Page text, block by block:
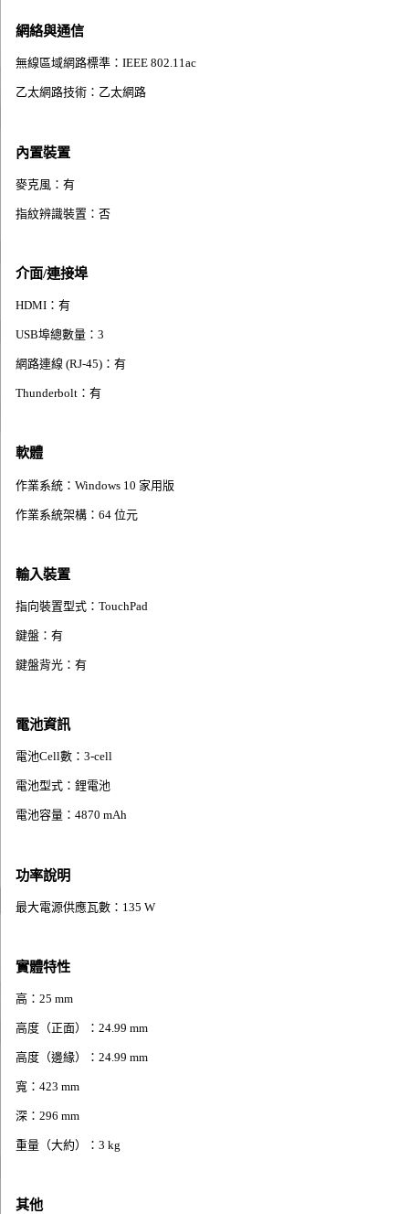
網絡與通信
無線區域網路標準：IEEE 802.11ac
乙太網路技術：乙太網路
內置裝置
麥克風：有
指紋辨識裝置：否
介面/連接埠
HDMI：有
USB埠總數量：3
網路連線 (RJ-45)：有
Thunderbolt：有
軟體
作業系統：Windows 10 家用版
作業系統架構：64 位元
輸入裝置
指向裝置型式：TouchPad
鍵盤：有
鍵盤背光：有
電池資訊
電池Cell數：3-cell
電池型式：鋰電池
電池容量：4870 mAh
功率說明
最大電源供應瓦數：135 W
實體特性
高：25 mm
高度（正面）：24.99 mm
高度（邊緣）：24.99 mm
寬：423 mm
深：296 mm
重量（大約）：3 kg
其他